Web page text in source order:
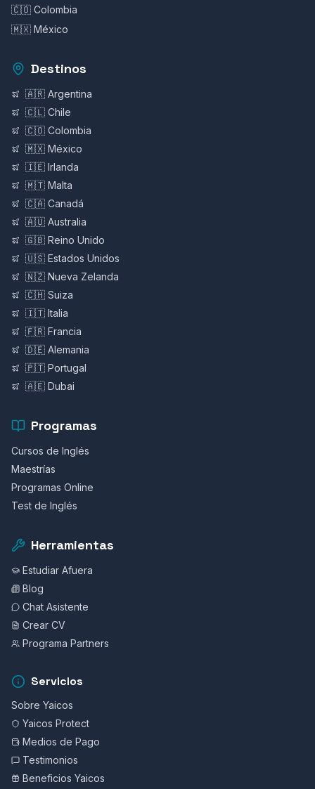
🇨🇴 Colombia
🇲🇽 México
Destinos
🇦🇷 Argentina
🇨🇱 Chile
🇨🇴 Colombia
🇲🇽 México
🇮🇪 Irlanda
🇲🇹 Malta
🇨🇦 Canadá
🇦🇺 Australia
🇬🇧 Reino Unido
🇺🇸 Estados Unidos
🇳🇿 Nueva Zelanda
🇨🇭 Suiza
🇮🇹 Italia
🇫🇷 Francia
🇩🇪 Alemania
🇵🇹 Portugal
🇦🇪 Dubai
Programas
Cursos de Inglés
Maestrías
Programas Online
Test de Inglés
Herramientas
Estudiar Afuera
Blog
Chat Asistente
Crear CV
Programa Partners
Servicios
Sobre Yaicos
Yaicos Protect
Medios de Pago
Testimonios
Beneficios Yaicos